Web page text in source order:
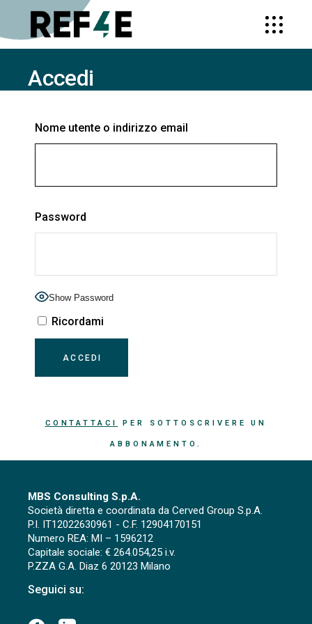
Accedi
Nome utente o indirizzo email
Password
Show Password
Ricordami
CONTATTACI PER SOTTOSCRIVERE UN
ABBONAMENTO.
MBS Consulting S.p.A.
Società diretta e coordinata da Cerved Group S.p.A.
P.I. IT12022630961 - C.F. 12904170151
Numero REA: MI – 1596212
Capitale sociale: € 264.054,25 i.v.
P.ZZA G.A. Diaz 6 20123 Milano
Seguici su: